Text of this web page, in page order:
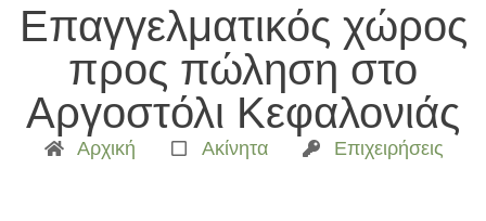
Επαγγελματικός χώρος
προς πώληση στο
Αργοστόλι Κεφαλονιάς
Αρχική Ακίνητα Επιχειρήσεις